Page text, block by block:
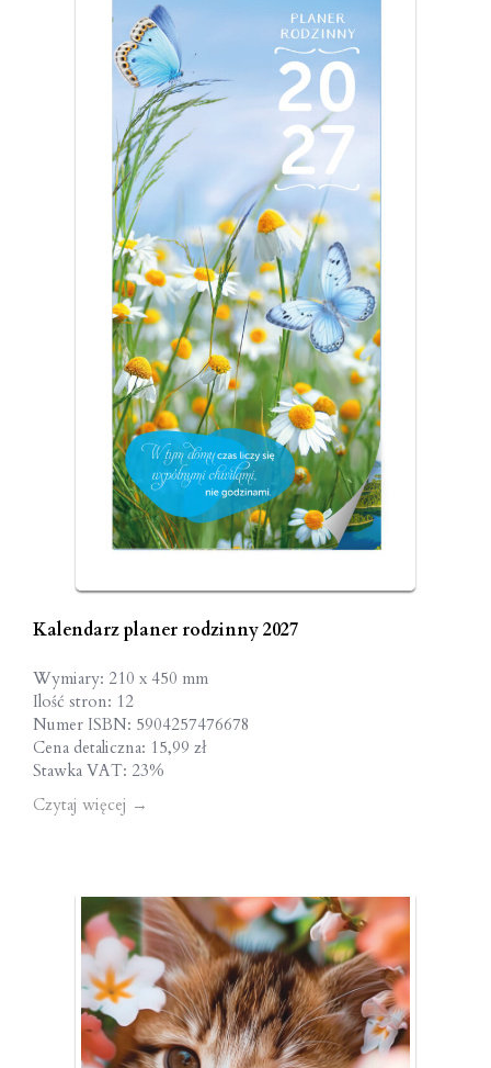
Kalendarz planer rodzinny 2027
Wymiary: 210 x 450 mm
Ilość stron: 12
Numer ISBN: 5904257476678
Cena detaliczna: 15,99 zł
Stawka VAT: 23%
Czytaj więcej →